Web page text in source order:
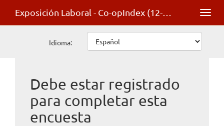
Idioma:
Debe estar registrado
para completar esta
encuesta